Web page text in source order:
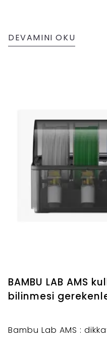
DEVAMINI OKU
BAMBU LAB AMS
bilinmesi
Bambu Lab AMS :